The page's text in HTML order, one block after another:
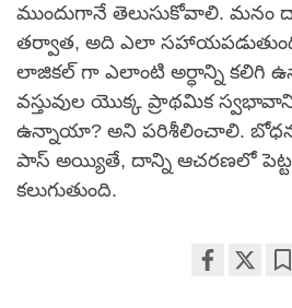
ముందుగానే తెలుసుకోవాలి. మనం
తర్వాత, అది ఎలా
లాజికల్ గా ఎలాంటి అర్ధాన్ని కలిగి
వస్తువుల యొక్క ప్రాథమిక
ఉన్నాయా? అని పరిశీలించాలి.
పాస్ అయ్యితే, దాన్ని ఆచరణలో
కలుగుతుంది.